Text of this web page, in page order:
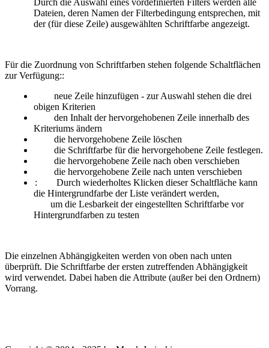
Dateien, deren Namen der Filterbedingung entsprechen, mit
der (für diese Zeile) ausgewählten Schriftfarbe angezeigt.
Für die Zuordnung von Schriftfarben stehen folgende Schaltflächen
zur Verfügung::
neue Zeile hinzufügen - zur Auswahl stehen die drei
obigen Kriterien
den Inhalt der hervorgehobenen Zeile innerhalb des
Kriteriums ändern
die hervorgehobene Zeile löschen
die Schriftfarbe für die hervorgehobene Zeile festlegen.
die hervorgehobene Zeile nach oben verschieben
die hervorgehobene Zeile nach unten verschieben
:
Durch wiederholtes Klicken dieser Schaltfläche kann
die Hintergrundfarbe der Liste verändert werden,
um die Lesbarkeit der eingestellten Schriftfarbe vor
Hintergrundfarben zu testen
Die einzelnen Abhängigkeiten werden von oben nach unten
überprüft. Die Schriftfarbe der ersten zutreffenden Abhängigkeit
wird verwendet. Dabei haben die Attribute (außer bei den Ordnern)
Vorrang.